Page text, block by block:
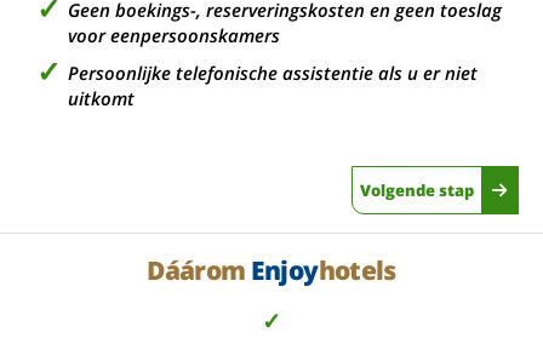
Geen boekings-, reserveringskosten en geen toeslag
voor eenpersoonskamers
Persoonlijke telefonische assistentie als u er niet
uitkomt
Volgende stap
Dáárom Enjoyhotels
✓